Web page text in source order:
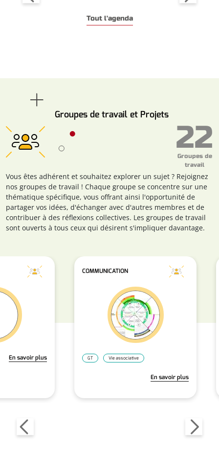
Tout l'agenda
Groupes de travail et Projets
Vous êtes adhérent et souhaitez explorer un sujet ? Rejoignez
nos groupes de travail ! Chaque groupe se concentre sur une
thématique spécifique, vous offrant ainsi l'opportunité de
partager vos idées, d'échanger avec d'autres membres et de
contribuer à des réflexions collectives. Les groupes de travail
sont ouverts à tous ceux qui désirent s'impliquer davantage.
22
Groupes de
travail
En savoir plus
COMMUNICATION
GT Vie associative
En savoir plus